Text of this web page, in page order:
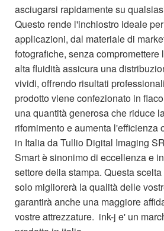
asciugarsi rapidamente su
Questo rende l'inchiostro ideale
applicazioni, dal materiale di
fotografiche, senza compromettere
alta fluidità assicura una
vividi, offrendo risultati
prodotto viene confezionato in
una quantità generosa che riduce
rifornimento e aumenta l'efficienza
in Italia da Tullio Digital Imaging
Smart è sinonimo di eccellenza e
settore della stampa. Questa
solo migliorerà la qualità delle
garantirà anche una maggiore
vostre attrezzature. ink-j e' un